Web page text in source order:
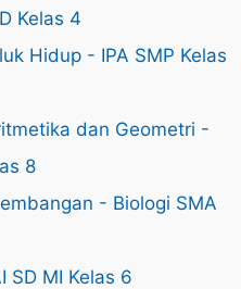
Kelas 4
Hidup - IPA SMP Kelas
dan Geometri -
8
- Biologi SMA
SD MI Kelas 6